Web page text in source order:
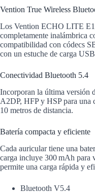
Vention True Wireless
Los Vention ECHO LITE
completamente inalámbrica
compatibilidad con códecs
con un estuche de carga
Conectividad Bluetooth 5.4
Incorporan la última versión
A2DP, HFP y HSP para una
10 metros de distancia.
Batería compacta y eficiente
Cada auricular tiene una
carga incluye 300 mAh para
permite una carga rápida y
Bluetooth V5.4